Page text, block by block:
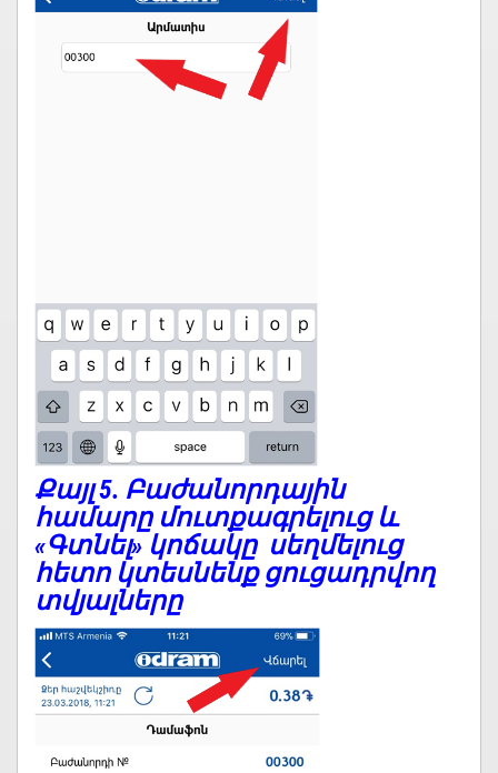
Քայլ 5. Բաժանորդային
համարը մուտքագրելուց և
«Գտնել» կոճակը սեղմելուց
հետո կտեսնենք ցուցադրվող
տվյալները